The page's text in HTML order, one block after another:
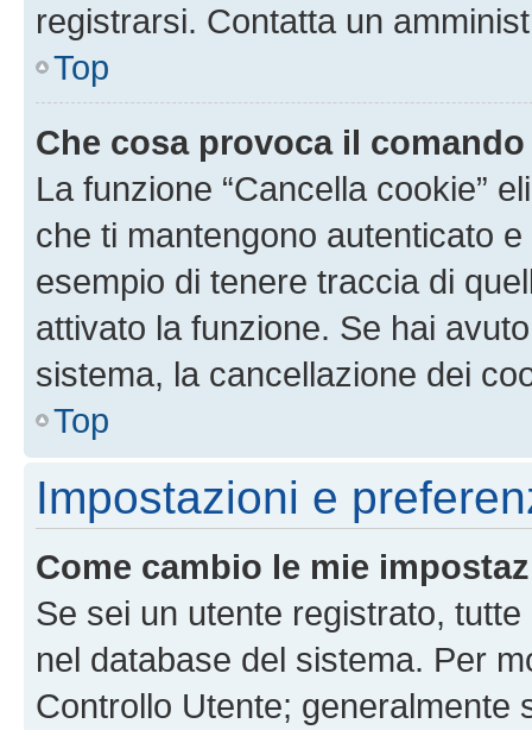
registrarsi. Contatta un
Top
Che cosa provoca il
La funzione “Cancella cookie”
che ti mantengono autenticato
esempio di tenere traccia di
attivato la funzione. Se hai
sistema, la cancellazione dei
Top
Impostazioni e
Come cambio le mie
Se sei un utente registrato,
nel database del sistema. Per
Controllo Utente; generalmente